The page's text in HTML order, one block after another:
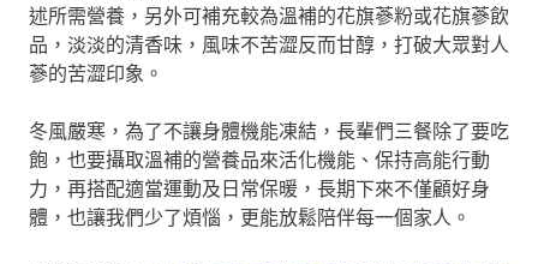
述所需營養，另外可補充較為溫補的花旗蔘粉或花旗蔘飲
品，淡淡的清香味，風味不苦澀反而甘醇，打破大眾對人
蔘的苦澀印象。
冬風嚴寒，為了不讓身體機能凍結，長輩們三餐除了要吃
飽，也要攝取溫補的營養品來活化機能、保持高能行動
力，再搭配適當運動及日常保暖，長期下來不僅顧好身
體，也讓我們少了煩惱，更能放鬆陪伴每一個家人。